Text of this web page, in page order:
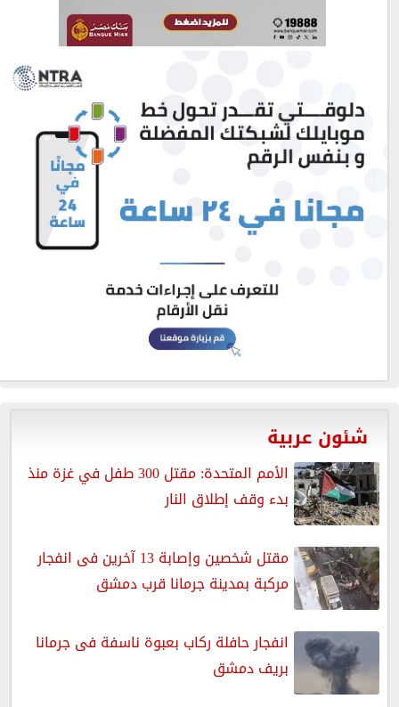
شئون عربية
الأمم المتحدة: مقتل 300 طفل في غزة منذ
بدء وقف إطلاق النار
مقتل شخصين وإصابة 13 آخرين فى انفجار
مركبة بمدينة جرمانا قرب دمشق
انفجار حافلة ركاب بعبوة ناسفة فى جرمانا
بريف دمشق